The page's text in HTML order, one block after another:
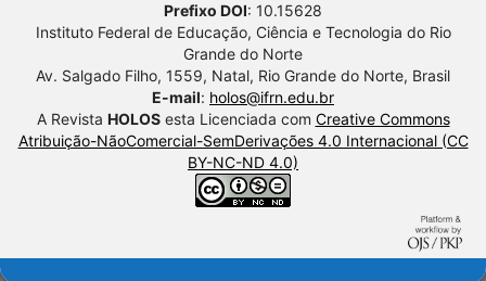
Prefixo DOI: 10.15628
Instituto Federal de Educação, Ciência e Tecnologia do Rio
Grande do Norte
Av. Salgado Filho, 1559, Natal, Rio Grande do Norte, Brasil
E-mail: holos@ifrn.edu.br
A Revista HOLOSesta Licenciada com Creative Commons
Atribuição-NãoComercial-SemDerivações 4.0 Internacional (CC
BY-NC-ND 4.0)